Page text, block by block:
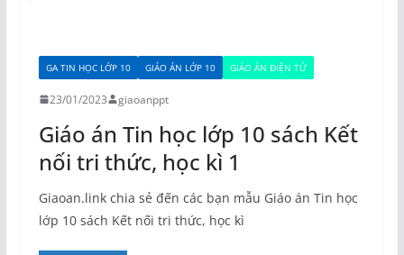
GA TIN HỌC LỚP 10 GIÁO ÁN LỚP 10 GIÁO ÁN ĐIỆN TỬ
23/01/2023 giaoanppt
Giáo án Tin học lớp 10 sách Kết
nối tri thức, học kì 1
Giaoan.link chia sẻ đến các bạn mẫu Giáo án Tin học
lớp 10 sách Kết nối tri thức, học kì